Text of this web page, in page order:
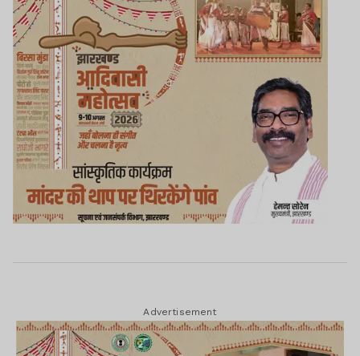
Advertisement